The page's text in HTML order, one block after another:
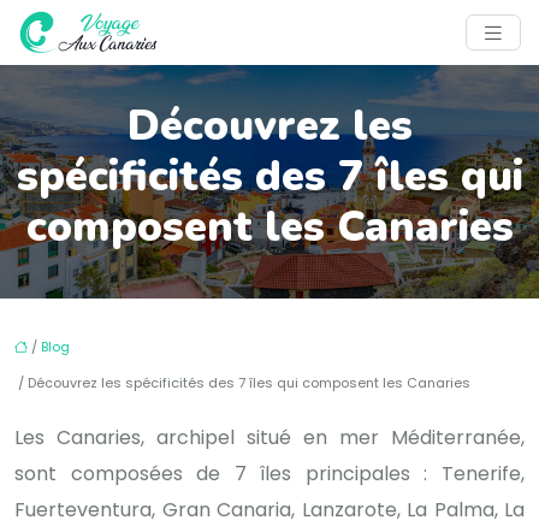
Découvrez les
spécificités des 7 îles qui
composent les Canaries
/ Blog
/ Découvrez les spécificités des 7 îles qui composent les Canaries
Les Canaries, archipel situé en mer Méditerranée,
sont composées de 7 îles principales : Tenerife,
Fuerteventura, Gran Canaria, Lanzarote, La Palma, La